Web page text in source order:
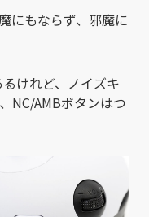
にもならず、邪魔に
けれど、ノイズキ
NC/AMBボタンはつ